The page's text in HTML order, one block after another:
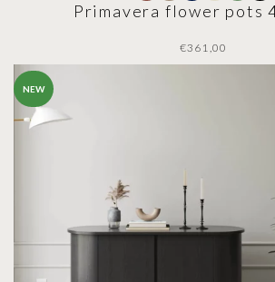
Primavera flower pots
€
NEW